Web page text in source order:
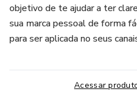
objetivo de te ajudar a ter
sua marca pessoal de forma
para ser aplicada no seus
Acessar